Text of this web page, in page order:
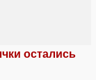
остались